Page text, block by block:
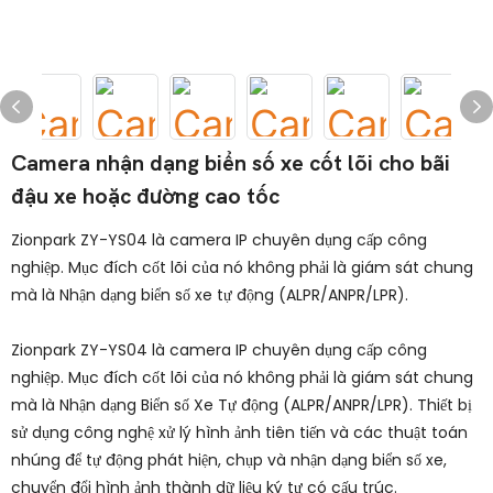
Camera nhận dạng biển số xe cốt lõi cho bãi
đậu xe hoặc đường cao tốc
Zionpark ZY-YS04 là camera IP chuyên dụng cấp công
nghiệp. Mục đích cốt lõi của nó không phải là giám sát chung
mà là Nhận dạng biển số xe tự động (ALPR/ANPR/LPR).
Zionpark ZY-YS04 là camera IP chuyên dụng cấp công
nghiệp. Mục đích cốt lõi của nó không phải là giám sát chung
mà là Nhận dạng Biển số Xe Tự động (ALPR/ANPR/LPR). Thiết bị
sử dụng công nghệ xử lý hình ảnh tiên tiến và các thuật toán
nhúng để tự động phát hiện, chụp và nhận dạng biển số xe,
chuyển đổi hình ảnh thành dữ liệu ký tự có cấu trúc.